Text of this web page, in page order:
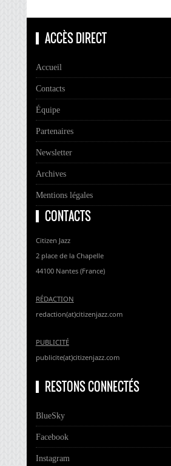
ACCÈS DIRECT
Accueil
Contacts
Équipe
Partenaires
Newsletter
Archives
Mentions légales
CONTACTS
Citizen Jazz
2 place de la Chapelle
44100 Nantes (France)
RÉDACTION
redaction(at)citizenjazz.com
PUBLICITÉ
publicite(at)citizenjazz.com
RESTONS CONNECTÉS
BlueSky
Facebook
Instagram